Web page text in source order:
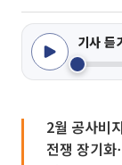
기사 듣
2월 공사비
전쟁 장기